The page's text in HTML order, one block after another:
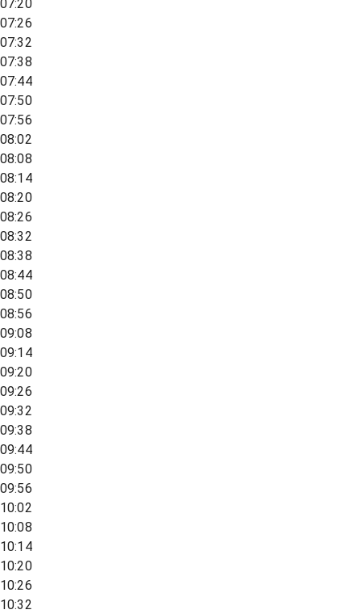
07:20
07:26
07:32
07:38
07:44
07:50
07:56
08:02
08:08
08:14
08:20
08:26
08:32
08:38
08:44
08:50
08:56
09:08
09:14
09:20
09:26
09:32
09:38
09:44
09:50
09:56
10:02
10:08
10:14
10:20
10:26
10:32